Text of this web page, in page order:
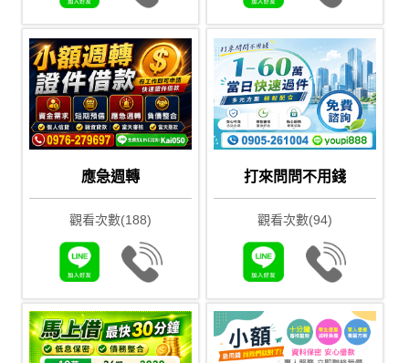
應急週轉
觀看次數(188)
打來問問不用錢
觀看次數(94)